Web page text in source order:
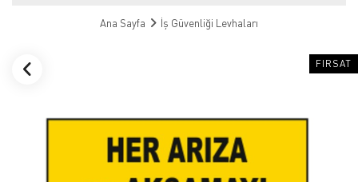
Ana Sayfa İş Güvenliği Levhaları
FIRSAT